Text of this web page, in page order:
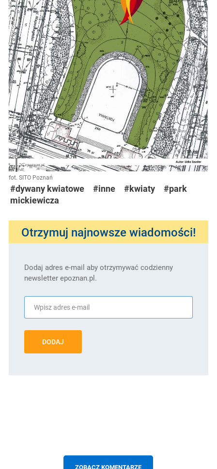
fot. SITO Poznań
#dywany kwiatowe #inne #kwiaty
#park
mickiewicza
Otrzymuj najnowsze wiadomości!
Dodaj adres e-mail aby otrzymywać codzienny
newsletter epoznan.pl.
DODAJ
ZOBACZ KOMENTARZE